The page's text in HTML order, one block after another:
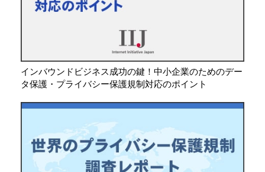
インバウンドビジネス成功の鍵！中小企業のためのデー
タ保護・プライバシー保護規制対応のポイント